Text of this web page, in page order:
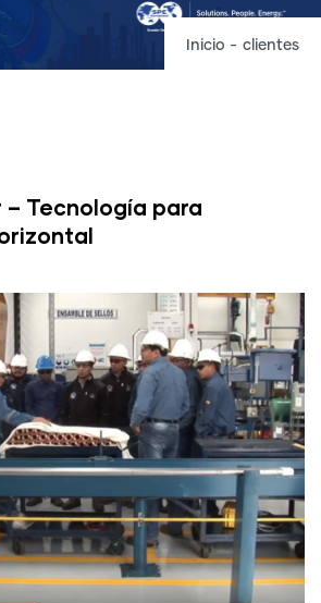
Inicio - clientes
Tecnología para